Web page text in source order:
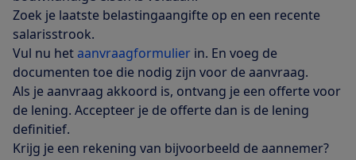
Zoek je laatste belastingaangifte op en een recente
salarisstrook.
Vul nu hetaanvraagformulier in. En voeg de
documenten toe die nodig zijn voor de aanvraag.
Als je aanvraag akkoord is, ontvang je een offerte voor
de lening. Accepteer je de offerte dan is de lening
definitief.
Krijg je een rekening van bijvoorbeeld de aannemer?